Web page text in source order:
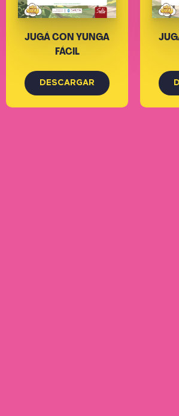
JUGÁ CON YUNGA
FÁCIL
DESCARGAR